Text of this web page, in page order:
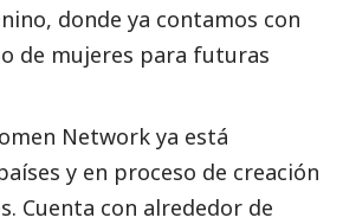
donde ya contamos con
de mujeres para futuras
Network ya está
y en proceso de creación
Cuenta con alrededor de